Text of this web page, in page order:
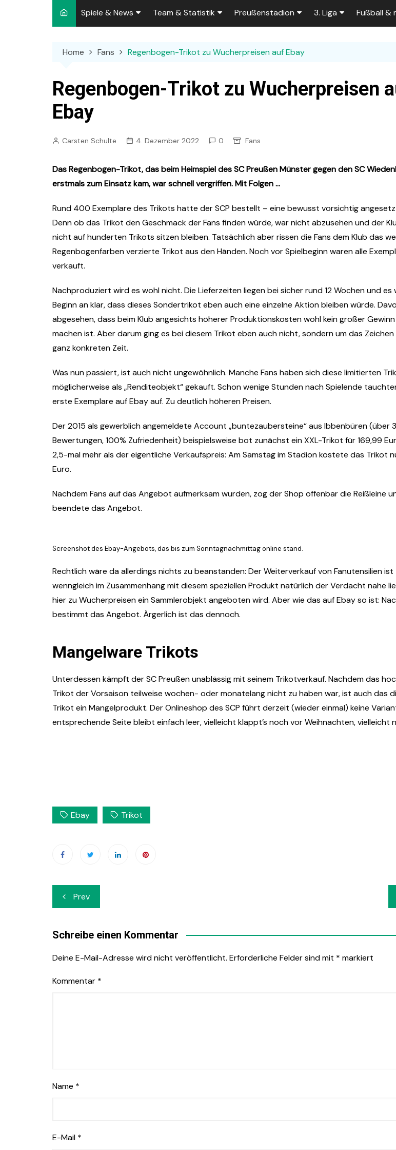
Spiele & News
Team-News
Punktspiele
Pokalspiele
Testspiele
Archiv
Spielplan 2025/2026
Team & Statistik
Sperren und Ausfälle
Zuschauer-Statistik
Ewige Tabellen
DFB-Strafen
Preußenstadion
Fragen und Antworten
Stadionumbau ab 2025
Das aktuelle
3. Liga
Aktuelle Serien
Zuschauer-Statistik
Fußball &
Home Fans Regenbogen-Trikot zu Wucherpreisen auf Ebay
Regenbogen-Trikot zu Wucherpreisen
Ebay
Carsten Schulte 4. Dezember 2022 0 Fans
Das Regenbogen-Trikot, das beim Heimspiel des SC Preußen Münster gegen den SC
erstmals zum Einsatz kam, war schnell vergriffen. Mit Folgen …
Rund 400 Exemplare des Trikots hatte der SCP bestellt – eine bewusst vorsichtig
Denn ob das Trikot den Geschmack der Fans finden würde, war nicht abzusehen und der
nicht auf hunderten Trikots sitzen bleiben. Tatsächlich aber rissen die Fans dem Klub das
Regenbogenfarben verzierte Trikot aus den Händen. Noch vor Spielbeginn waren alle
verkauft.
Nachproduziert wird es wohl nicht. Die Lieferzeiten liegen bei sicher rund 12 Wochen und es
Beginn an klar, dass dieses Sondertrikot eben auch eine einzelne Aktion bleiben würde.
abgesehen, dass beim Klub angesichts höherer Produktionskosten wohl kein großer
machen ist. Aber darum ging es bei diesem Trikot eben auch nicht, sondern um das Zeichen
ganz konkreten Zeit.
Was nun passiert, ist auch nicht ungewöhnlich. Manche Fans haben sich diese limitierten
möglicherweise als „Renditeobjekt“ gekauft. Schon wenige Stunden nach Spielende
erste Exemplare auf Ebay auf. Zu deutlich höheren Preisen.
Der 2015 als gewerblich angemeldete Account „buntezaubersteine“ aus Ibbenbüren (über
Bewertungen, 100% Zufriedenheit) beispielsweise bot zunächst ein XXL-Trikot für 169,99
2,5-mal mehr als der eigentliche Verkaufspreis: Am Samstag im Stadion kostete das Trikot
Euro.
Nachdem Fans auf das Angebot aufmerksam wurden, zog der Shop offenbar die Reißleine
beendete das Angebot.
Screenshot des Ebay-Angebots, das bis zum Sonntagnachmittag online stand.
Rechtlich wäre da allerdings nichts zu beanstanden: Der Weiterverkauf von Fanutensilien ist
wenngleich im Zusammenhang mit diesem speziellen Produkt natürlich der Verdacht nahe
hier zu Wucherpreisen ein Sammlerobjekt angeboten wird. Aber wie das auf Ebay so ist:
bestimmt das Angebot. Ärgerlich ist das dennoch.
Mangelware Trikots
Unterdessen kämpft der SC Preußen unablässig mit seinem Trikotverkauf. Nachdem das
Trikot der Vorsaison teilweise wochen- oder monatelang nicht zu haben war, ist auch das
Trikot ein Mangelprodukt. Der Onlineshop des SCP führt derzeit (wieder einmal) keine
entsprechende Seite bleibt einfach leer, vielleicht klappt’s noch vor Weihnachten, vielleicht
Ebay Trikot
Beitrags-
Navigation
Prev
Schreibe einen Kommentar
Deine E-Mail-Adresse wird nicht veröffentlicht. Erforderliche Felder sind mit * markiert
Kommentar *
Name *
E-Mail *